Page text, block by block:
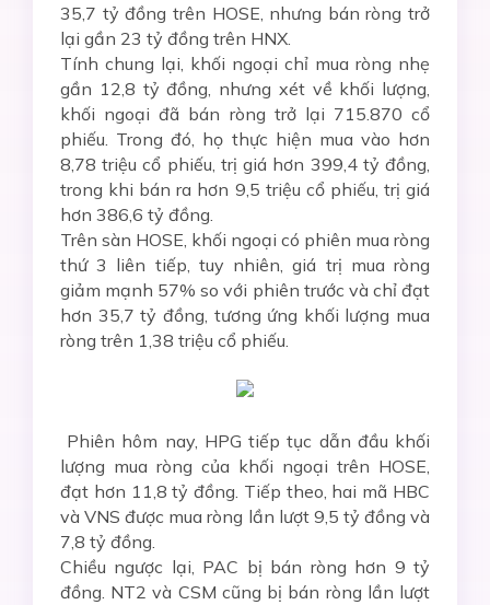
35,7 tỷ đồng trên HOSE, nhưng bán ròng trở
lại gần 23 tỷ đồng trên HNX.
Tính chung lại, khối ngoại chỉ mua ròng nhẹ
gần 12,8 tỷ đồng, nhưng xét về khối lượng,
khối ngoại đã bán ròng trở lại 715.870 cổ
phiếu. Trong đó, họ thực hiện mua vào hơn
8,78 triệu cổ phiếu, trị giá hơn 399,4 tỷ đồng,
trong khi bán ra hơn 9,5 triệu cổ phiếu, trị giá
hơn 386,6 tỷ đồng.
Trên sàn HOSE, khối ngoại có phiên mua ròng
thứ 3 liên tiếp, tuy nhiên, giá trị mua ròng
giảm mạnh 57% so với phiên trước và chỉ đạt
hơn 35,7 tỷ đồng, tương ứng khối lượng mua
ròng trên 1,38 triệu cổ phiếu.
Phiên hôm nay, HPG tiếp tục dẫn đầu khối
lượng mua ròng của khối ngoại trên HOSE,
đạt hơn 11,8 tỷ đồng. Tiếp theo, hai mã HBC
và VNS được mua ròng lần lượt 9,5 tỷ đồng và
7,8 tỷ đồng.
Chiều ngược lại, PAC bị bán ròng hơn 9 tỷ
đồng. NT2 và CSM cũng bị bán ròng lần lượt